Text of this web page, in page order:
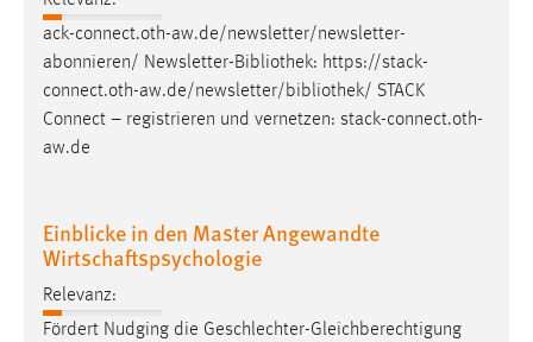
ack-connect.oth-aw.de/newsletter/newsletter-
abonnieren/ Newsletter-Bibliothek: https://stack-
connect.oth-aw.de/newsletter/bibliothek/ STACK
Connect – registrieren und vernetzen: stack-connect.oth-
aw.de
Einblicke in den Master Angewandte
Wirtschaftspsychologie
Relevanz:
Fördert Nudging die Geschlechter-Gleichberechtigung
EXTERNE MEDIEN
Um Inhalte von Videoplattformen und Social Media
Plattformen anzeigen zu können, werden von diesen
externen Medien Cookies gesetzt.
YouTube
Vimeo